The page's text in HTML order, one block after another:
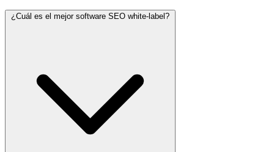
¿Cuál es el mejor software SEO white-label?